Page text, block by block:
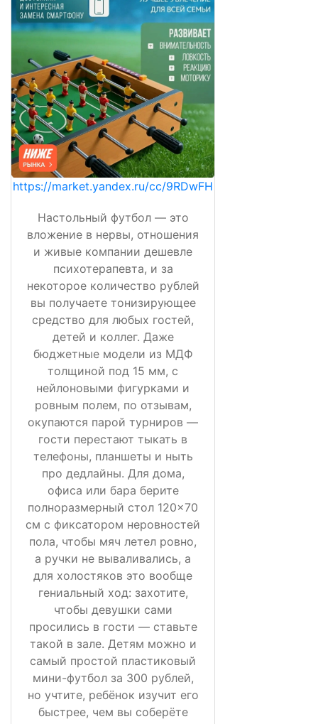
https://market.yandex.ru/cc/9RDwFH
Настольный футбол — это
вложение в нервы, отношения
и живые компании дешевле
психотерапевта, и за
некоторое количество рублей
вы получаете тонизирующее
средство для любых гостей,
детей и коллег. Даже
бюджетные модели из МДФ
толщиной под 15 мм, с
нейлоновыми фигурками и
ровным полем, по отзывам,
окупаются парой турниров —
гости перестают тыкать в
телефоны, планшеты и ныть
про дедлайны. Для дома,
офиса или бара берите
полноразмерный стол 120×70
см с фиксатором неровностей
пола, чтобы мяч летел ровно,
а ручки не вываливались, а
для холостяков это вообще
гениальный ход: захотите,
чтобы девушки сами
просились в гости — ставьте
такой в зале. Детям можно и
самый простой пластиковый
мини-футбол за 300 рублей,
но учтите, ребёнок изучит его
быстрее, чем вы соберёте